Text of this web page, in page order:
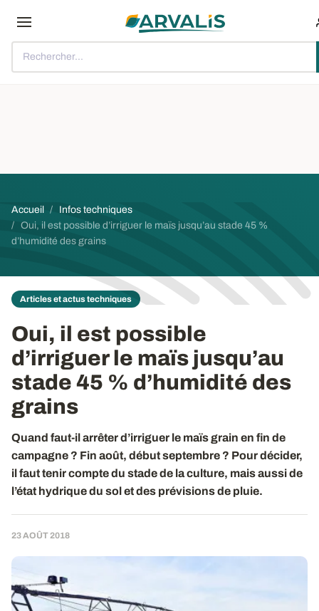
Rechercher...
Fil d'Ariane
Accueil
Infos techniques
Oui, il est possible d’irriguer le maïs jusqu’au stade 45 %
d’humidité des grains
Articles et actus techniques
Oui, il est possible
d’irriguer le maïs jusqu’au
stade 45 % d’humidité des
grains
Quand faut-il arrêter d’irriguer le maïs grain en fin de
campagne ? Fin août, début septembre ? Pour décider,
il faut tenir compte du stade de la culture, mais aussi de
l’état hydrique du sol et des prévisions de pluie.
23 AOÛT 2018